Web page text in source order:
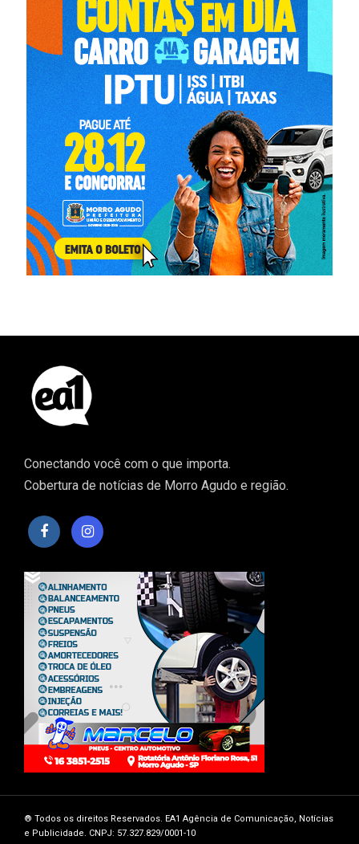
Conectando você com o que importa.
Cobertura de notícias de Morro Agudo e região.
®️ Todos os direitos Reservados. EA1 Agência de Comunicação, Notícias
e Publicidade. CNPJ: 57.327.829/0001-10